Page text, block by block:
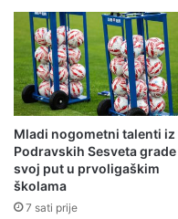
Mladi nogometni talenti iz
Podravskih Sesveta grade
svoj put u prvoligaškim
školama
7 sati prije